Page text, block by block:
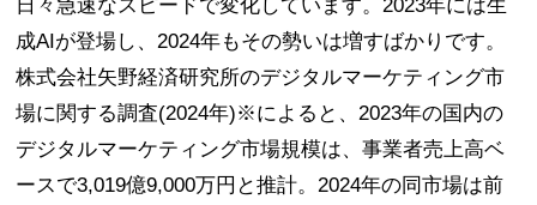
日々急速なスピードで変化しています。2023年には生
成AIが登場し、2024年もその勢いは増すばかりです。
株式会社矢野経済研究所のデジタルマーケティング市
場に関する調査(2024年)※によると、2023年の国内の
デジタルマーケティング市場規模は、事業者売上高ベ
ースで3,019億9,000万円と推計。2024年の同市場は前